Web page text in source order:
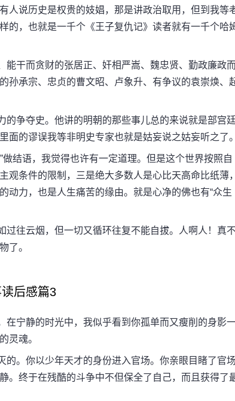
人说历史是权贵的妓娼，那是讲政治取用，但到我等
的，也就是一千个《王子复仇记》读者就有一千个哈
干而贪财的张居正、奸相严嵩、魏忠贤、勤政廉政而
孙承宗、忠贞的曹文昭、卢象升、有争议的袁崇焕、
争夺史。他讲的明朝的那些事儿总的来说就是部宫
的谬误我等非明史专家也就是姑妄说之姑妄听之了。
结语，我觉得也许有一定道理。但是这个世界按照自
条件的限制，三是绝大多数人是心比天高命比纸薄，
动力，也是人生痛苦的缘由。就是心净的佛也有“众生
往云烟，但一切又循环往复不能自拔。人啊人！真不
了。
后感篇3
宁静的时光中，我似乎看到你孤单而又瘦削的身影
灵魂。
。你以少年天才的身份进入官场。你亲眼目睹了官场
。终于在残酷的斗争中不但保全了自己，而且获得了